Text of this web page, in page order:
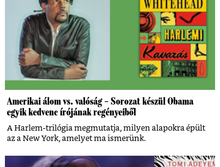
Amerikai álom vs. valóság – Sorozat készül Obama
egyik kedvenc írójának regényeiből
A Harlem-trilógia megmutatja, milyen alapokra épült
az a New York, amelyet ma ismerünk.